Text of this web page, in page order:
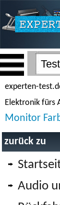
experten-
Elektronik fürs
Monitor
zurück zu
Audio